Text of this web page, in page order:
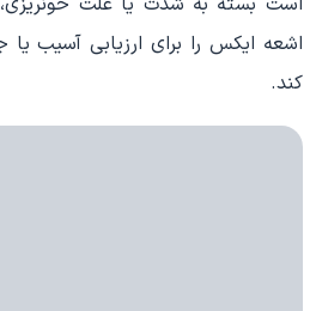
اشعه ایکس را برای ارزیابی آسیب
کند.